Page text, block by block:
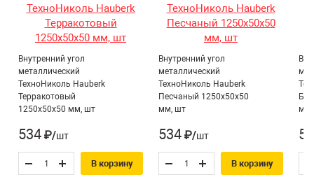
Внутренний угол
металлический
ТехноНиколь Hauberk
Терракотовый
1250х50х50 мм, шт
534 ₽/шт
В корзину
Внутренний угол
металлический
ТехноНиколь Hauberk
Песчаный 1250х50х50
мм, шт
534 ₽/шт
В корзину